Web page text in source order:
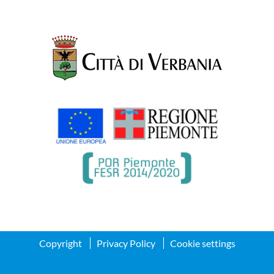
Comune)
whatsapp 3460019105 per informazioni e
prenotazioni
Donwload allegato
Copyright Privacy Policy Cookie settings